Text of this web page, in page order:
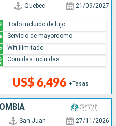
Quebec 21/09/2027
US$ 6,496 +Tasas
Todo incluido de lujo
Servicio de mayordomo
Wifi ilimitado
Comidas incluidas
San Juan 27/11/2026